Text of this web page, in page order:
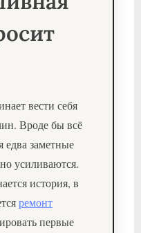
вести себя
Вроде бы всё
едва заметные
усиливаются.
история, в
ремонт
первые